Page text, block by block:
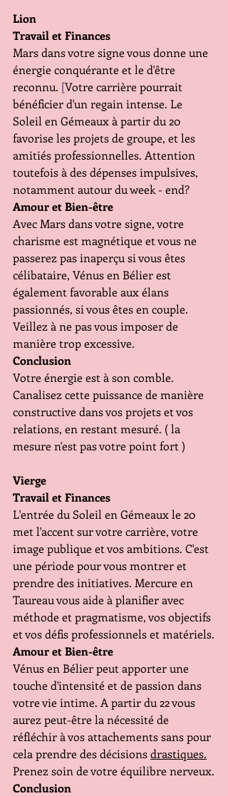
Lion
Travail et Finances
Mars dans votre signe vous donne une
énergie conquérante et le d'être
reconnu. [Votre carrière pourrait
bénéficier d'un regain intense. Le
Soleil en Gémeaux à partir du 20
favorise les projets de groupe, et les
amitiés professionnelles. Attention
toutefois à des dépenses impulsives,
notamment autour du week - end?
Amour et Bien-être
Avec Mars dans votre signe, votre
charisme est magnétique et vous ne
passerez pas inaperçu si vous êtes
célibataire, Vénus en Bélier est
également favorable aux élans
passionnés, si vous êtes en couple.
Veillez à ne pas vous imposer de
manière trop excessive.
Conclusion
Votre énergie est à son comble.
Canalisez cette puissance de manière
constructive dans vos projets et vos
relations, en restant mesuré. ( la
mesure n'est pas votre point fort )
Vierge
Travail et Finances
L'entrée du Soleil en Gémeaux le 20
met l'accent sur votre carrière, votre
image publique et vos ambitions. C'est
une période pour vous montrer et
prendre des initiatives. Mercure en
Taureau vous aide à planifier avec
méthode et pragmatisme, vos objectifs
et vos défis professionnels et matériels.
Amour et Bien-être
Vénus en Bélier peut apporter une
touche d'intensité et de passion dans
votre vie intime. A partir du 22 vous
aurez peut-être la nécessité de
réfléchir à vos attachements sans pour
cela prendre des décisions drastiques.
Prenez soin de votre équilibre nerveux.
Conclusion